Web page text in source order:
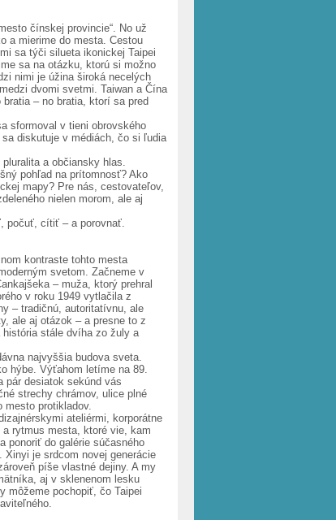
čínskej provincie“. No už
a mierime do mesta. Cestou
sa týči silueta ikonickej Taipei
sa na otázku, ktorú si možno
nimi je úžina široká necelých
dvomi svetmi. Taiwan a Čína
– no bratia, ktorí sa pred
sformoval v tieni obrovského
diskutuje v médiách, čo si ľudia
a občiansky hlas.
pohľad na prítomnosť? Ako
mapy? Pre nás, cestovateľov,
nielen morom, ale aj
počuť, cítiť – a porovnať.
kontraste tohto mesta
svetom. Začneme v
– muža, ktorý prehral
v roku 1949 vytlačila z
– tradičnú, autoritatívnu, ale
ale aj otázok – a presne to z
história stále dvíha zo žuly a
najvyššia budova sveta.
hýbe. Výťahom letíme na 89.
pár desiatok sekúnd vás
strechy chrámov, ulice plné
protikladov.
ateliérmi, korporátne
rytmus mesta, ktoré vie, kam
ponoriť do galérie súčasného
je srdcom novej generácie
píše vlastné dejiny. A my
aj v sklenenom lesku
môžeme pochopiť, čo Taipei